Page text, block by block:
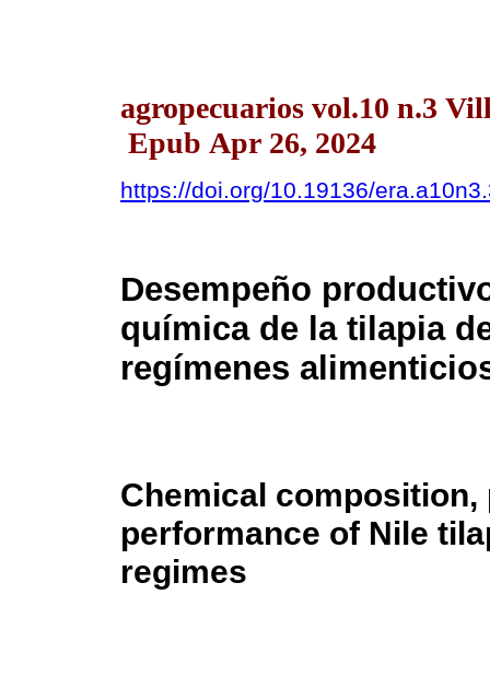
agropecuarios vol.10 n.3
Epub Apr 26, 2024
https://doi.org/10.19136/
Desempeño
química de la tilapia
regímenes
Chemical
performance of Nile
regimes